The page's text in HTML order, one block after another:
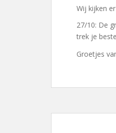
Wij kijken
27/10: De
trek je
Groetjes